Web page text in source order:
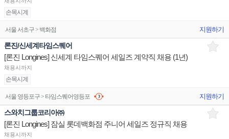
손목시계
서울 서초구 > 백화점 지원하기
론진/신세계타임스퀘어
[론진 Longines] 신세계 타임스퀘어 세일즈 계약직 채용 (1년)
채용시까지
손목시계
서울 영등포구 > 타임스퀘어영등포 지원하기
스와치그룹코리아㈜
[론진 Longines] 잠실 롯데백화점 주니어 세일즈 정규직 채용
채용시까지